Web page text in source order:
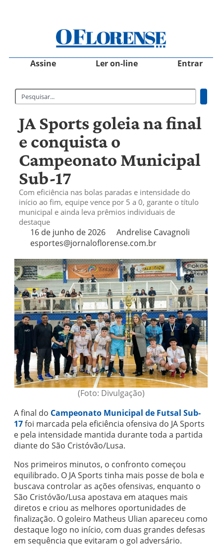
Assine Ler on-line Entrar
JA Sports goleia na final
e conquista o
Campeonato Municipal
Sub-17
Com eficiência nas bolas paradas e intensidade do
início ao fim, equipe vence por 5 a 0, garante o título
municipal e ainda leva prêmios individuais de
destaque
16 de junho de 2026
Andrelise Cavagnoli
esportes@jornaloflorense.com.br
(Foto: Divulgação)
A final do Campeonato Municipal de Futsal Sub-
17foi marcada pela eficiência ofensiva do JA Sports
e pela intensidade mantida durante toda a partida
diante do São Cristóvão/Lusa.
Nos primeiros minutos, o confronto começou
equilibrado. O JA Sports tinha mais posse de bola e
buscava controlar as ações ofensivas, enquanto o
São Cristóvão/Lusa apostava em ataques mais
diretos e criou as melhores oportunidades de
finalização. O goleiro Matheus Ulian apareceu como
destaque logo no início, com duas grandes defesas
em sequência que evitaram o gol adversário.